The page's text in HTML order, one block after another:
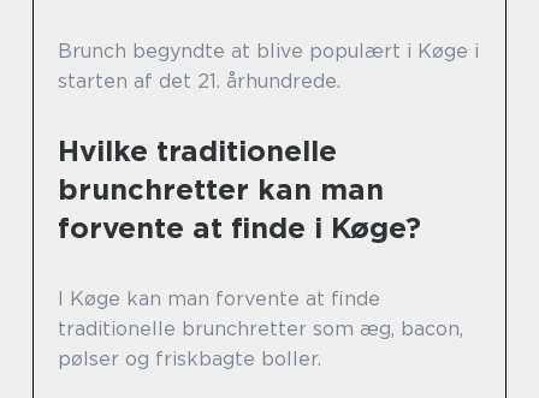
Brunch begyndte at blive populært i Køge i
starten af det 21. århundrede.
Hvilke traditionelle
brunchretter kan man
forvente at finde i Køge?
I Køge kan man forvente at finde
traditionelle brunchretter som æg, bacon,
pølser og friskbagte boller.